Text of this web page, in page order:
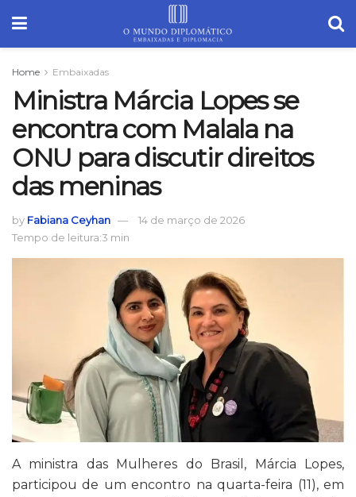
Home Embaixadas
Ministra Márcia Lopes se
encontra com Malala na
ONU para discutir direitos
das meninas
by Fabiana Ceyhan
14 de março de 2026
Tempo de leitura:3 min
A ministra das Mulheres do Brasil, Márcia Lopes,
participou de um encontro na quarta-feira (11), em